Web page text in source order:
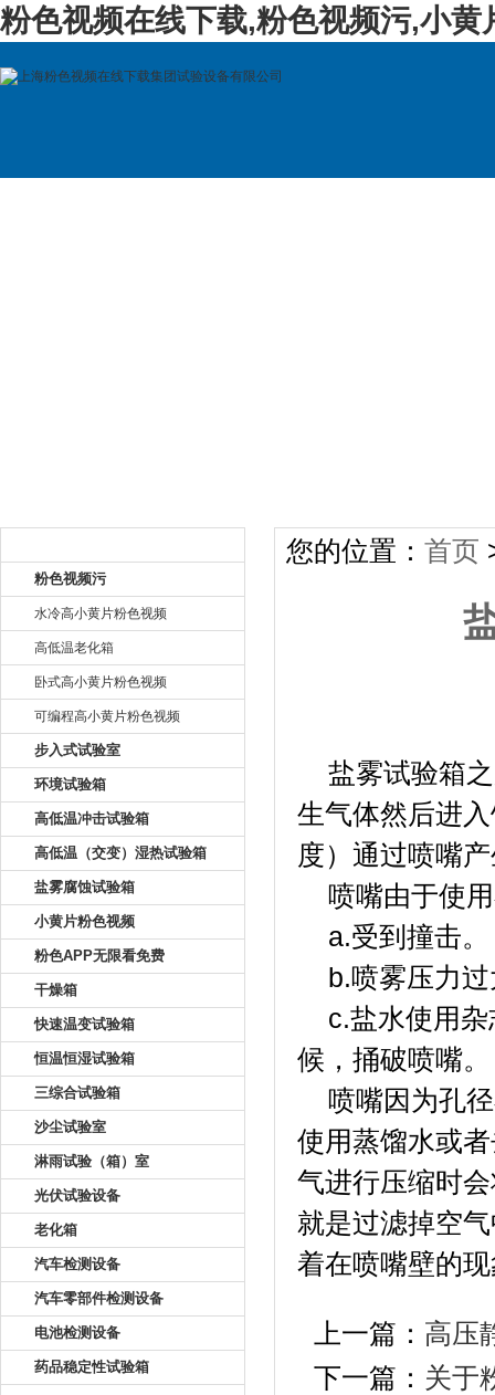
粉色视频在线下载,粉色视频污,小
粉色视频污
水冷高小黄片粉色视频
高低温老化箱
卧式高小黄片粉色视频
可编程高小黄片粉色视频
步入式试验室
环境试验箱
高低温冲击试验箱
高低温（交变）湿热试验箱
盐雾腐蚀试验箱
小黄片粉色视频
粉色APP无限看免费
干燥箱
快速温变试验箱
恒温恒湿试验箱
三综合试验箱
沙尘试验室
淋雨试验（箱）室
光伏试验设备
老化箱
汽车检测设备
汽车零部件检测设备
电池检测设备
药品稳定性试验箱
您的位置： 首页
盐雾试验箱之
生气体然后进
度）通过喷嘴产
喷嘴由于使用
a.受到撞击。
b.喷雾压力过大
c.盐水使用杂志
候，捅破喷嘴。
喷嘴因为孔径小
使用蒸馏水或者
气进行压缩时会
就是过滤掉空气
着在喷嘴壁的
上一篇： 高压
下一篇： 关于